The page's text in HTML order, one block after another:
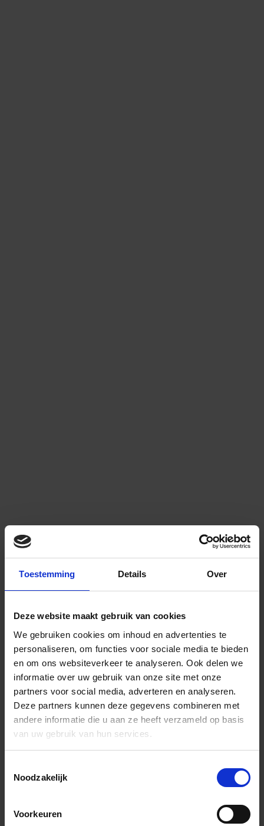
Toestemming Details Over
Deze website maakt gebruik van cookies
We gebruiken cookies om inhoud en advertenties te
personaliseren, om functies voor sociale media te bieden
en om ons websiteverkeer te analyseren. Ook delen we
informatie over uw gebruik van onze site met onze
partners voor social media, adverteren en analyseren.
Deze partners kunnen deze gegevens combineren met
andere informatie die u aan ze heeft verzameld op basis
van uw gebruik van hun services.
Noodzakelijk
Voorkeuren